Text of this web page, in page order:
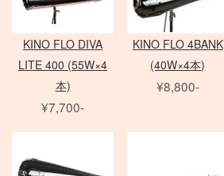
デジタルバック
PCモニター
EIZO モニター
Zマウントレンズ
Micro レンズ
H カメラ
HC レンズ
アクセサリ
Mamiya 645 AF
Sinar
COLAVOLEX
PHASE ONE アクセサリ
Film Camera / Lens
一脚
三脚
アダプター
オパライト
パラ
ソフトボックス
エフェクトランプ
ピコライト
アクセサリ
Profoto
NOVA シリーズ
INFINIBAR シリーズ
アクセサリ
ソフトボックス
スポットライトマウント
フレネル・バーンドア
その他 LEDライト
Matthews
センチュリースタンド
Other Brand
クランプ
MINOLTA
SEKONIC
Kenko
レフ
KINO FLO DIVA
LITE 400 (55W×4
本)
¥7,700-
KINO FLO 4BANK
(40W×4本)
¥8,800-